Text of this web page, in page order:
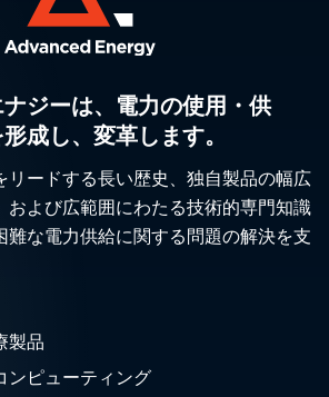
ジーは、電力の使用・供
成し、変革します。
リードする長い歴史、独自製品の幅広
および広範囲にわたる技術的専門知識
難な電力供給に関する問題の解決を支
製品
ンピューティング